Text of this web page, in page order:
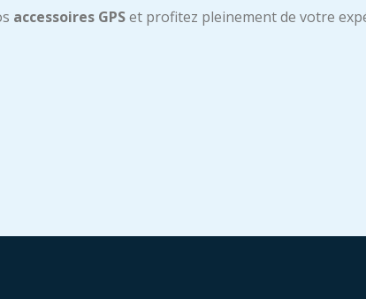
accessoires GPSet profitez pleinement de votre